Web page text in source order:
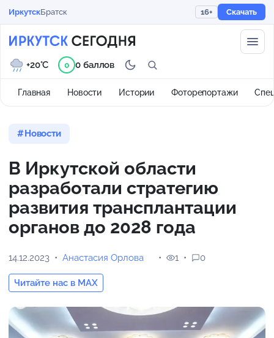
ИркутскБратск 16+ Скачать
Главная Новости Истории Фоторепортажи
+20°C 0 0 баллов
Новости
В Иркутской области
разработали стратегию
развития трансплантации
органов до 2028 года
14.12.2023 Анастасия Орлова
Читайте нас в MAX
1 0